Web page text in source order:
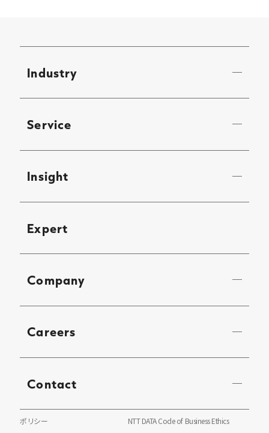
Industry
Service
Insight
Expert
Company
Careers
Contact
ポリシー NTT DATA Code of Business Ethics